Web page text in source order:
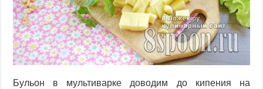
Бульон в мультиварке доводим до кипения на